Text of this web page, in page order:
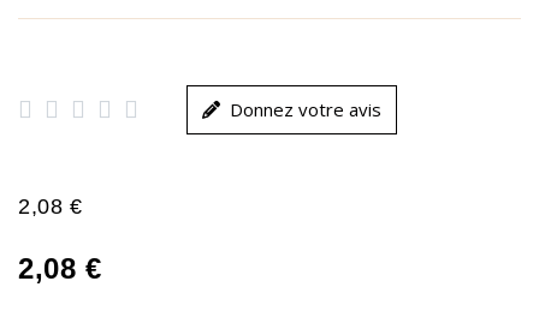
     Donnez votre avis
2,08 €
2,08 €